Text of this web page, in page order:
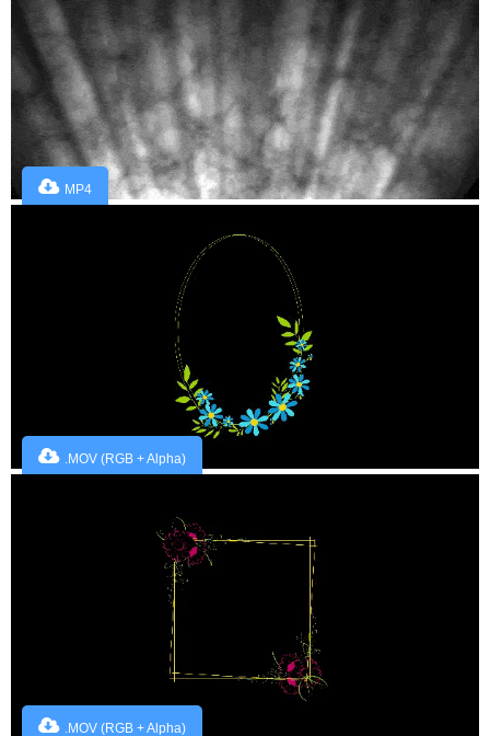
MP4
.MOV (RGB + Alpha)
.MOV (RGB + Alpha)